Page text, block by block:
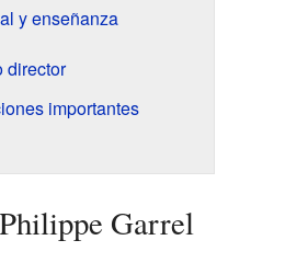
y enseñanza
director
importantes
Garrel